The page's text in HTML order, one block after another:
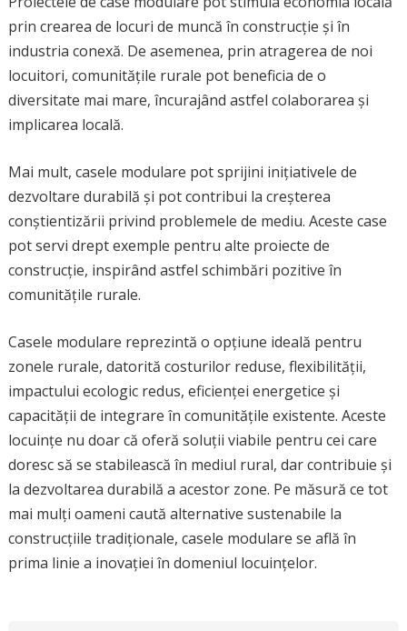
prin crearea de locuri de muncă în construcție și în
industria conexă. De asemenea, prin atragerea de noi
locuitori, comunitățile rurale pot beneficia de o
diversitate mai mare, încurajând astfel colaborarea și
implicarea locală.
Mai mult, casele modulare pot sprijini inițiativele de
dezvoltare durabilă și pot contribui la creșterea
conștientizării privind problemele de mediu. Aceste case
pot servi drept exemple pentru alte proiecte de
construcție, inspirând astfel schimbări pozitive în
comunitățile rurale.
Casele modulare reprezintă o opțiune ideală pentru
zonele rurale, datorită costurilor reduse, flexibilității,
impactului ecologic redus, eficienței energetice și
capacității de integrare în comunitățile existente. Aceste
locuințe nu doar că oferă soluții viabile pentru cei care
doresc să se stabilească în mediul rural, dar contribuie și
la dezvoltarea durabilă a acestor zone. Pe măsură ce tot
mai mulți oameni caută alternative sustenabile la
construcțiile tradiționale, casele modulare se află în
prima linie a inovației în domeniul locuințelor.